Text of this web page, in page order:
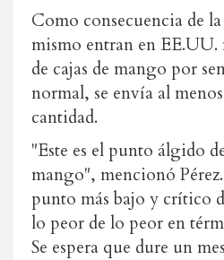
Como consecuencia de la
mismo entran en
de cajas de mango por
normal, se envía al
cantidad.
"Este es el punto álgido
mango", mencionó
punto más bajo y crítico
lo peor de lo peor en
Se espera que dure un